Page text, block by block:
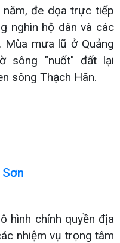
đe dọa trực tiếp
nghìn hộ dân và các
Mùa mưa lũ ở Quảng
sông "nuốt" đất lại
sông Thạch Hãn.
hình chính quyền địa
nhiệm vụ trọng tâm